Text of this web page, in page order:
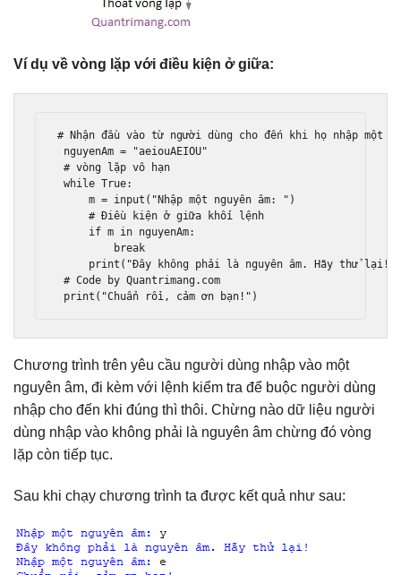
Ví dụ về vòng lặp với điều kiện ở giữa:
# Nhận đầu vào từ người dùng cho đến khi họ nhập một
nguyenAm = "aeiouAEIOU"
# vòng lặp vô hạn
while True:
     m = input("Nhập một nguyên âm: ")
     # Điều kiện ở giữa khối lệnh
     if m in nguyenAm:
         break
print("Đây không phải là nguyên âm. Hãy thử
# Code by Quantrimang.com
print("Chuẩn rồi, cảm ơn bạn!")
Chương trình trên yêu cầu người dùng nhập vào một
nguyên âm, đi kèm với lệnh kiểm tra để buộc người dùng
nhập cho đến khi đúng thì thôi. Chừng nào dữ liệu người
dùng nhập vào không phải là nguyên âm chừng đó vòng
lặp còn tiếp tục.
Sau khi chạy chương trình ta được kết quả như sau: